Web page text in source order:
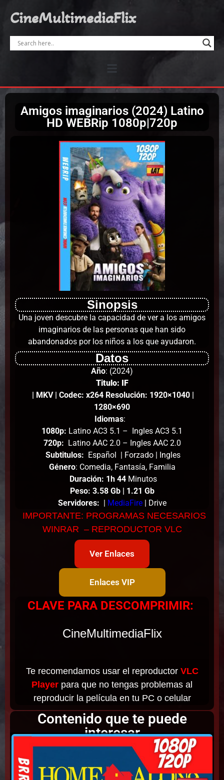
CineMultimediaFlix
Amigos imaginarios (2024) Latino
HD WEBRip 1080p|720p
Sinopsis
Una joven descubre la capacidad de ver a los amigos
imaginarios de las personas que han sido
abandonados por los niños a los que ayudaron.
Datos
Año: (2024)
Titulo: IF
| MKV | Codec: x264 Resolución: 1920×1040 |
1280×690
Idiomas:
1080p: Latino AC3 5.1 – Ingles AC3 5.1
720p: Latino AAC 2.0 – Ingles AAC 2.0
Subtitulos: Español | Forzado | Ingles
Género: Comedia, Fantasía, Familia
Duración: 1h 44 Minutos
Peso: 3.58 Gb | 1.21 Gb
Servidores: | MediaFire| Drive
IMPORTANTE: PROGRAMAS NECESARIOS
WINRAR – REPRODUCTOR VLC
Ver Enlaces
Enlaces VIP
CLAVE PARA DESCOMPRIMIR:
CineMultimediaFlix
Te recomendamos usar el reproductor VLC
Player para que no tengas problemas al
reproducir la película en tu PC o celular
Contenido que te puede
interesar